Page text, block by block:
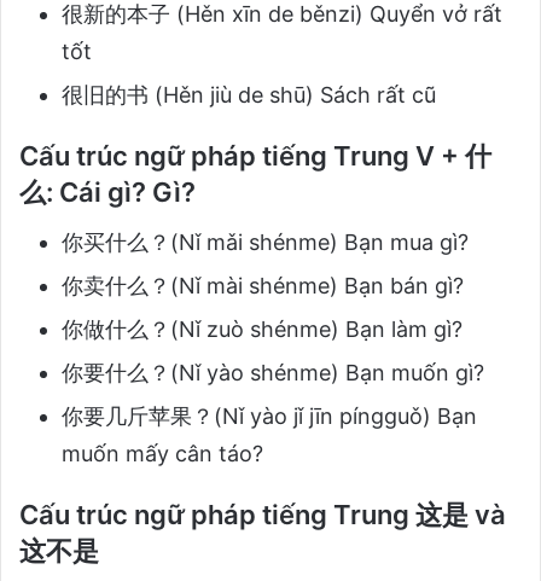
很新的本子 (Hěn xīn de běnzi) Quyển vở rất
tốt
很旧的书 (Hěn jiù de shū) Sách rất cũ
Cấu trúc ngữ pháp tiếng Trung V + 什
么: Cái gì? Gì?
你买什么？(Nǐ mǎi shénme) Bạn mua gì?
你卖什么？(Nǐ mài shénme) Bạn bán gì?
你做什么？(Nǐ zuò shénme) Bạn làm gì?
你要什么？(Nǐ yào shénme) Bạn muốn gì?
你要几斤苹果？(Nǐ yào jǐ jīn píngguǒ) Bạn
muốn mấy cân táo?
Cấu trúc ngữ pháp tiếng Trung 这是 và
这不是